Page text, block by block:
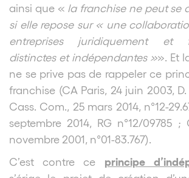
ainsi que « la franchise ne peut se
si elle repose sur « une
entreprises juridiquement et
distinctes et indépendantes »». Et
ne se prive pas de rappeler ce
franchise (CA Paris, 24 juin 2003,
Cass. Com., 25 mars 2014, n°12-
septembre 2014, RG n°12/09785 ;
novembre 2001, n°01-83.767).
C’est contre ce principe